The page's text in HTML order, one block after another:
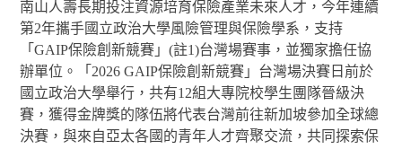
南山人壽長期投注資源培育保險產業未來人才，今年連續
第2年攜手國立政治大學風險管理與保險學系，支持
「GAIP保險創新競賽」(註1)台灣場賽事，並獨家擔任協
辦單位。「2026 GAIP保險創新競賽」台灣場決賽日前於
國立政治大學舉行，共有12組大專院校學生團隊晉級決
賽，獲得金牌獎的隊伍將代表台灣前往新加坡參加全球總
決賽，與來自亞太各國的青年人才齊聚交流，共同探索保